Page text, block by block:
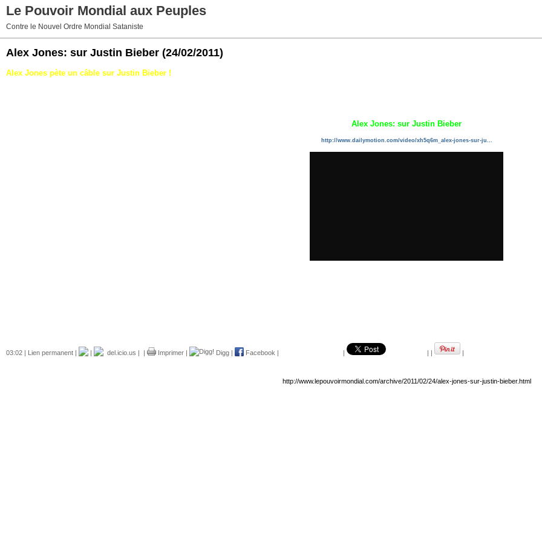
Le Pouvoir Mondial aux Peuples
Contre le Nouvel Ordre Mondial Sataniste
Alex Jones: sur Justin Bieber (24/02/2011)
Alex Jones pète un câble sur Justin Bieber !
Alex Jones: sur Justin Bieber
http://www.dailymotion.com/video/xh5q6m_alex-jones-sur-ju...
03:02 | Lien permanent | | del.icio.us | | Imprimer | Digg | Facebook | | | | |
http://www.lepouvoirmondial.com/archive/2011/02/24/alex-jones-sur-justin-bieber.html